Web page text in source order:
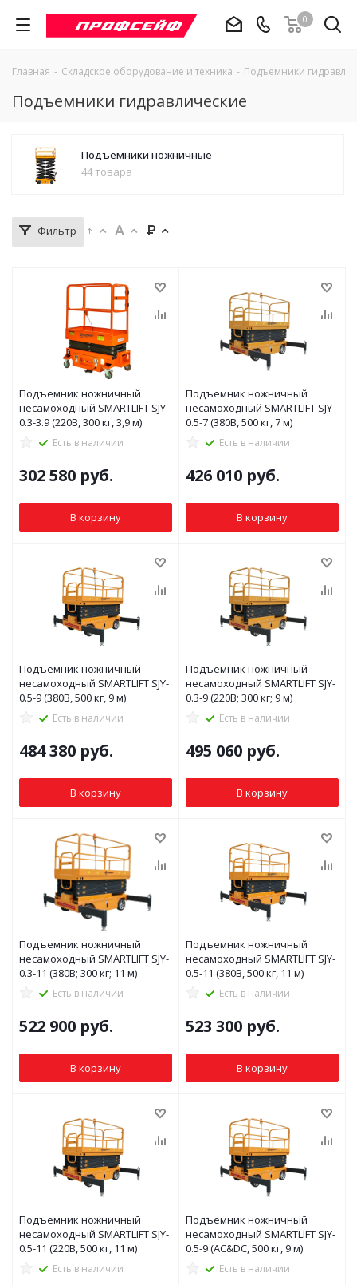
0
Главная - Складское оборудование и техника - Подъемники
Подъемники гидравлические
Подъемники ножничные
44 товара
Фильтр
Подъемник ножничный
несамоходный SMARTLIFT SJY-
0.3-3.9 (220В, 300 кг, 3,9 м)
Есть в наличии
302 580 руб.
В корзину
Подъемник ножничный
несамоходный SMARTLIFT SJY-
0.5-7 (380В, 500 кг, 7 м)
Есть в наличии
426 010 руб.
В корзину
Подъемник ножничный
несамоходный SMARTLIFT SJY-
0.5-9 (380В, 500 кг, 9 м)
Есть в наличии
484 380 руб.
В корзину
Подъемник ножничный
несамоходный SMARTLIFT SJY-
0.3-9 (220В; 300 кг; 9 м)
Есть в наличии
495 060 руб.
В корзину
Подъемник ножничный
несамоходный SMARTLIFT SJY-
0.3-11 (380В; 300 кг; 11 м)
Есть в наличии
522 900 руб.
В корзину
Подъемник ножничный
несамоходный SMARTLIFT SJY-
0.5-11 (380В, 500 кг, 11 м)
Есть в наличии
523 300 руб.
В корзину
Подъемник ножничный
несамоходный SMARTLIFT SJY-
0.5-11 (220В, 500 кг, 11 м)
Есть в наличии
Подъемник ножничный
несамоходный SMARTLIFT SJY-
0.5-9 (AC&DC, 500 кг, 9 м)
Есть в наличии